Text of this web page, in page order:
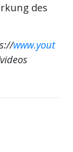
des
www.yout